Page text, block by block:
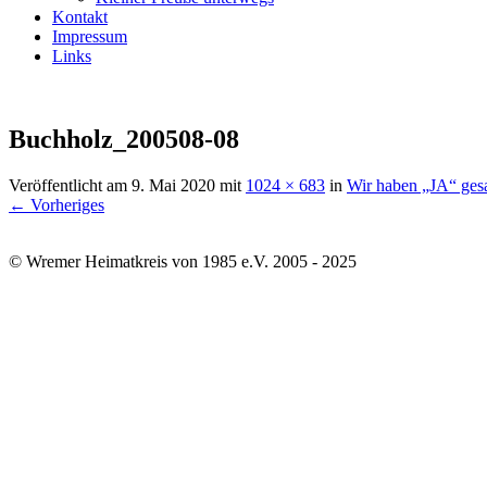
Kontakt
Impressum
Links
Buchholz_200508-08
Veröffentlicht am 9. Mai 2020 mit 1024 × 683 in Wir haben „JA“
← Vorheriges
© Wremer Heimatkreis von 1985 e.V. 2005 - 2025